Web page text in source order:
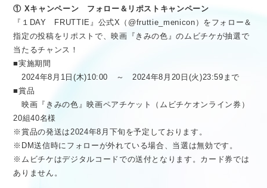
① Xキャンペーン フォロー＆リポストキャンペーン
『１DAY FRUTTIE』公式X（@fruttie_menicon）をフォロー＆
指定の投稿をリポストで、映画『きみの色』のムビチケが抽選で
当たるチャンス！
■実施期間
2024年8月1日(木)10:00 ～ 2024年8月20日(火)23:59まで
■賞品
映画『きみの色』映画ペアチケット（ムビチケオンライン券）
20組40名様
※賞品の発送は2024年8月下旬を予定しております。
※DM送信時にフォローが外れている場合、当選は無効です。
※ムビチケはデジタルコードでの送付となります。カード券では
ありません。